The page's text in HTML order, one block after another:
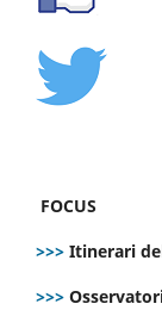
FOCUS
>>> Itinerari
>>>